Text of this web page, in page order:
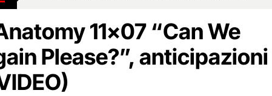
11×07 “Can We
Please?”, anticipazioni